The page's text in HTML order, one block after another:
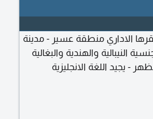
الاداري منطقة عسير - مدينة
النيبالية والهندية والبغالية
- يجيد اللغة الانجليزية